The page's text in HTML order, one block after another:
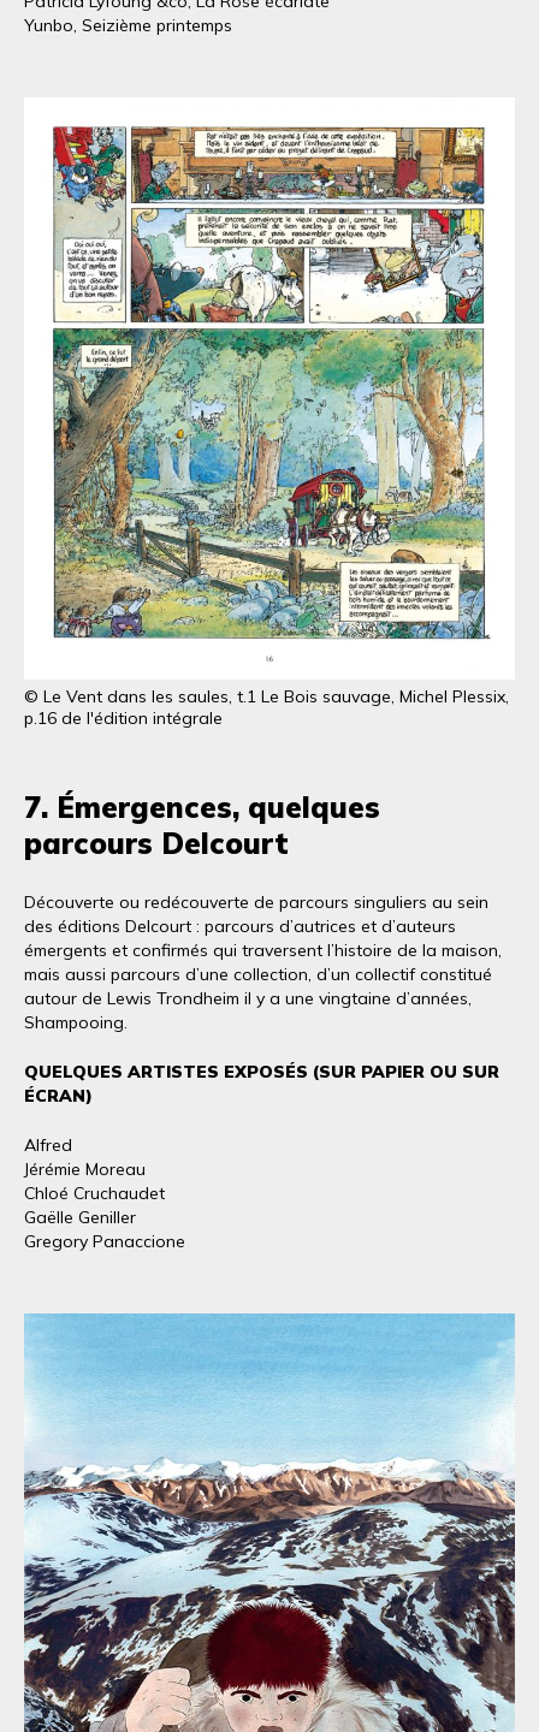
Yunbo, Seizième printemps
© Le Vent dans les saules, t.1 Le Bois sauvage, Michel Plessix,
p.16 de l'édition intégrale
7. Émergences, quelques
parcours Delcourt
Découverte ou redécouverte de parcours singuliers au sein
des éditions Delcourt : parcours d’autrices et d’auteurs
émergents et confirmés qui traversent l’histoire de la maison,
mais aussi parcours d’une collection, d’un collectif constitué
autour de Lewis Trondheim il y a une vingtaine d’années,
Shampooing.
QUELQUES ARTISTES EXPOSÉS (SUR PAPIER OU SUR
ÉCRAN)
Alfred
Jérémie Moreau
Chloé Cruchaudet
Gaëlle Geniller
Gregory Panaccione